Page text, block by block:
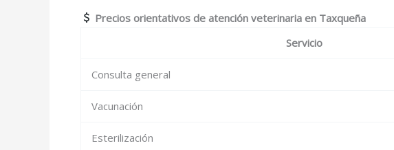
Precios orientativos de atención veterinaria en Taxqueña
Servicio
Consulta general
Vacunación
Esterilización